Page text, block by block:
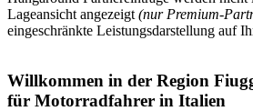
Lageansicht angezeigt (nur Premium-
eingeschränkte Leistungsdarstellung auf
Willkommen in der Region
für Motorradfahrer in Italien